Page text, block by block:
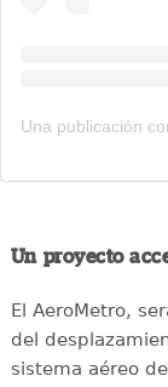
Un proyecto
El AeroMetro,
del
sistema aéreo